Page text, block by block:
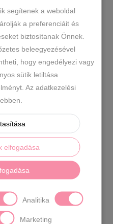
, Női szandál/
Származási
Talp:2
36- 23 cm 37- 23,5
40- 25 cm 41- 25,5
segítenek a weboldal
a preferenciáit és
biztosítanak Önnek.
beleegyezésével
hogy engedélyezi vagy
sütik letiltása
Az adatkezelési
elfogadása
Analitika
Marketing